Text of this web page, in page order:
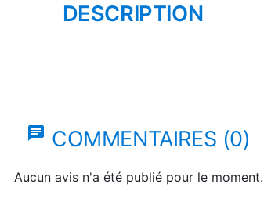
DESCRIPTION
chat COMMENTAIRES (0)
Aucun avis n'a été publié pour le moment.